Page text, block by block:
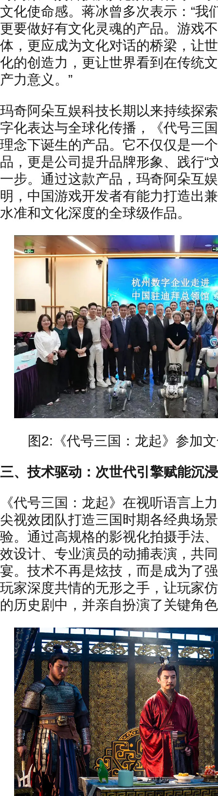
文化使命感。蒋冰曾多次表示：“我
更要做好有文化灵魂的产品。游戏
体，更应成为文化对话的桥梁，让
化的创造力，更让世界看到在传统
产力意义。”
玛奇阿朵互娱科技长期以来持续探
字化表达与全球化传播，《代号三
理念下诞生的产品。它不仅仅是一
品，更是公司提升品牌形象、践行“
一步。通过这款产品，玛奇阿朵互
明，中国游戏开发者有能力打造出
水准和文化深度的全球级作品。
图2:《代号三国：龙起》参加
三、技术驱动：次世代引擎赋能沉
《代号三国：龙起》在视听语言上
尖视效团队打造三国时期各经典场
验。通过高规格的影视化拍摄手法
效设计、专业演员的动捕表演，共
宴。技术不再是炫技，而是成为了
玩家深度共情的无形之手，让玩家
的历史剧中，并亲自扮演了关键角